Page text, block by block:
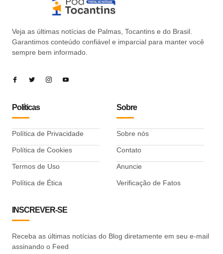
Veja as últimas notícias de Palmas, Tocantins e do Brasil.
Garantimos conteúdo confiável e imparcial para manter você
sempre bem informado.
Políticas
Política de Privacidade
Política de Cookies
Termos de Uso
Política de Ética
Sobre
Sobre nós
Contato
Anuncie
Verificação de Fatos
INSCREVER-SE
Receba as últimas notícias do Blog diretamente em seu e-mail
assinando o Feed